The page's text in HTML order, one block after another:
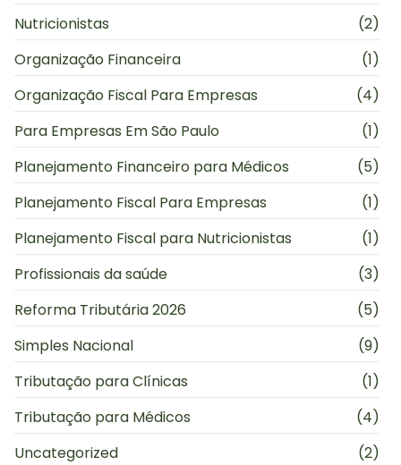
Nutricionistas
(2)
Organização Financeira
(1)
Organização Fiscal Para Empresas
(4)
Para Empresas Em São Paulo
(1)
Planejamento Financeiro para Médicos
(5)
Planejamento Fiscal Para Empresas
(1)
Planejamento Fiscal para Nutricionistas
(1)
Profissionais da saúde
(3)
Reforma Tributária 2026
(5)
Simples Nacional
(9)
Tributação para Clínicas
(1)
Tributação para Médicos
(4)
Uncategorized
(2)